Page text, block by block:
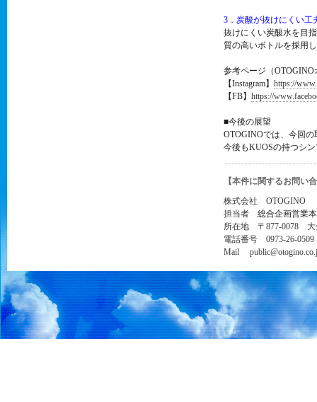
3．炭酸が抜けにくい工
抜けにくい炭酸水を目
質の高いボトルを採用
参考ページ（
【Instagram】 https://
【FB】 https://
■今後の展望
OTOGINOでは、今回
今後もKUOSの持つシ
【本件に関するお問い
株式会社 OTOGINO
担当者 総合企画営業
所在地 〒877-0078 大
電話番号 0973-26-0509
Mail